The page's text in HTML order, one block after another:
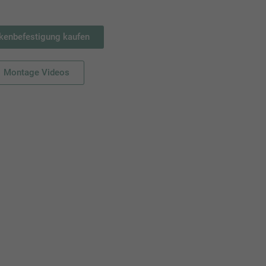
kaufen
Montage Videos